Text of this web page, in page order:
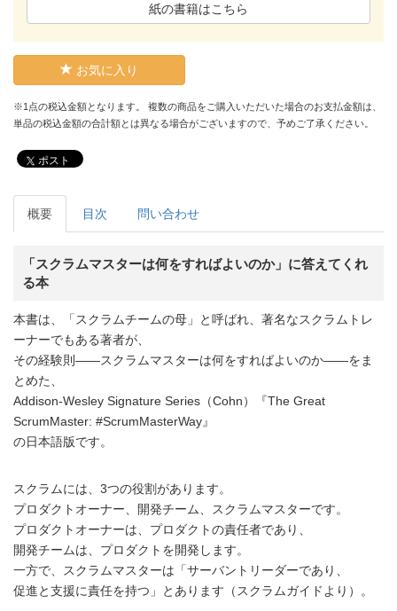
紙の書籍はこちら
お気に入り
※1点の税込金額となります。 複数の商品をご購入いただいた場合のお支払金額は、
単品の税込金額の合計額とは異なる場合がございますので、予めご了承ください。
ポスト
概要 目次 問い合わせ
「スクラムマスターは何をすればよいのか」に答えてくれ
る本
本書は、「スクラムチームの母」と呼ばれ、著名なスクラムトレ
ーナーでもある著者が、
その経験則――スクラムマスターは何をすればよいのか――をま
とめた、
Addison-Wesley Signature Series（Cohn）『The Great
ScrumMaster: #ScrumMasterWay』
の日本語版です。
スクラムには、3つの役割があります。
プロダクトオーナー、開発チーム、スクラムマスターです。
プロダクトオーナーは、プロダクトの責任者であり、
開発チームは、プロダクトを開発します。
一方で、スクラムマスターは「サーバントリーダーであり、
促進と支援に責任を持つ」とあります（スクラムガイドより）。